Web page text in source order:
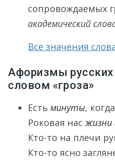
сопровождаемых
академический
Все значения
Афоризмы русских
словом «гроза»
Есть минуты,
Роковая насжизни
Кто-то на плечи
Кто-то ясно